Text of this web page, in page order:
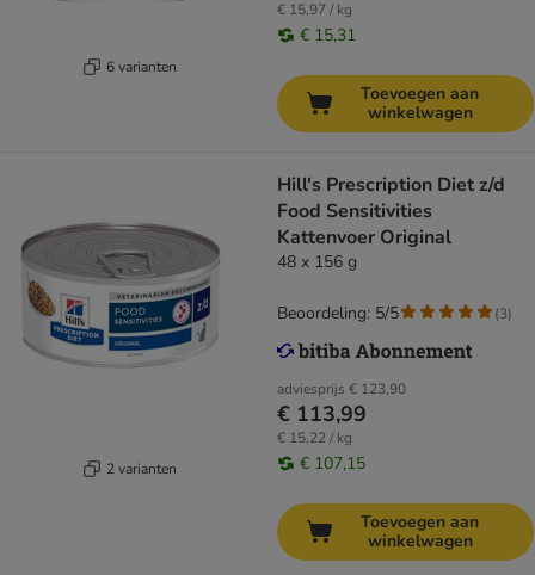
6 varianten
€ 15,97 / kg
€ 15,31
Toevoegen aan
winkelwagen
2 varianten
Hill's Prescription Diet z/d
Food Sensitivities
Kattenvoer Original
48 x 156 g
adviesprijs € 123,90
€ 113,99
€ 15,22 / kg
€ 107,15
Beoordeling: 5/5 (3)
Toevoegen aan
winkelwagen